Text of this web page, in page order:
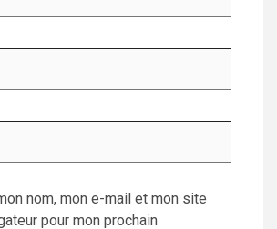
nom, mon e-mail et mon site
pour mon prochain